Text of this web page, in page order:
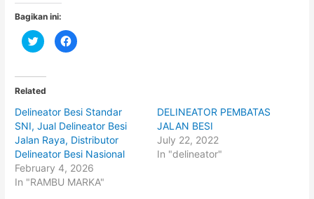
Bagikan ini:
C
l
t
o
s
a
r
e
o
T
w
i
t
C
l
a
r
e
o
F
a
c
e
Related
Delineator Besi Standar
SNI, Jual Delineator Besi
Jalan Raya, Distributor
Delineator Besi Nasional
February 4, 2026
In "RAMBU MARKA"
DELINEATOR PEMBATAS
JALAN BESI
July 22, 2022
In "delineator"